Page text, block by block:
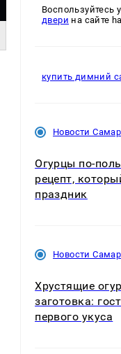
Воспользуйтесь
двери на сайте
купить димний
Новости
Огурцы
рецепт,
праздник
Новости
Хрустящие
заготовка:
первого укуса